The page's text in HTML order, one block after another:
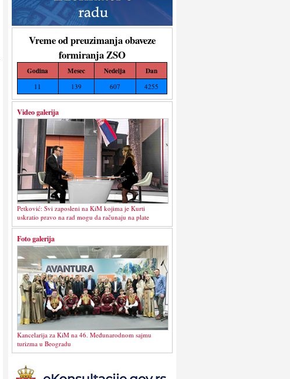
Vreme od preuzimanja obaveze
formiranja ZSO
Godina Mesec Nedelja Dan
11 139 607 4255
Video galerija
Petković: Svi zaposleni na KiM kojima je Kurti
uskratio pravo na rad mogu da računaju na plate
Foto galerija
Kancelarija za KiM na 46. Međunarodnom sajmu
turizma u Beogradu